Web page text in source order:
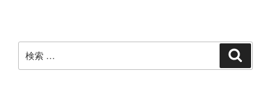
ッ
ド
索: